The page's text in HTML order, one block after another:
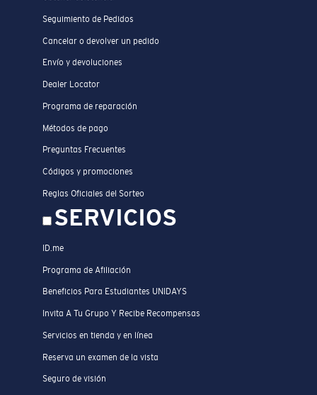
Seguimiento de Pedidos
Cancelar o devolver un pedido
Envío y devoluciones
Dealer Locator
Programa de reparación
Métodos de pago
Preguntas Frecuentes
Códigos y promociones
Reglas Oficiales del Sorteo
SERVICIOS
ID.me
Programa de Afiliación
Beneficios Para Estudiantes UNIDAYS
Invita A Tu Grupo Y Recibe Recompensas
Servicios en tienda y en línea
Reserva un examen de la vista
Seguro de visión